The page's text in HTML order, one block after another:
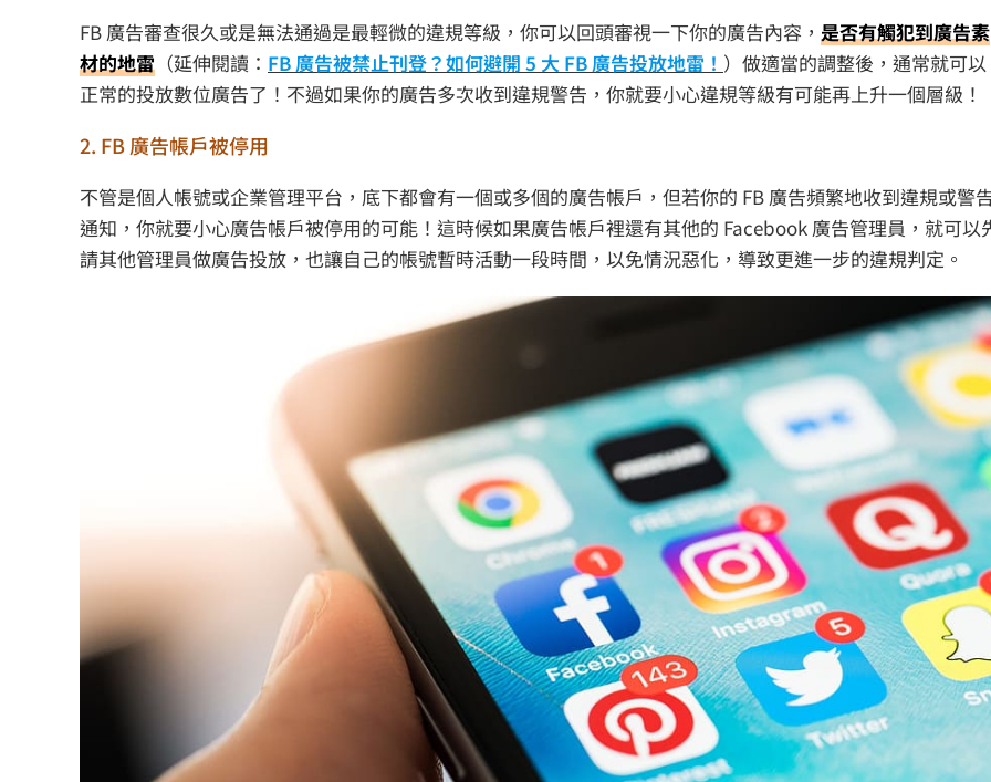
FB 廣告審查很久或是無法通過是最輕微的違規等級，你可以回頭審視一下你的廣告內容， 是否有觸犯到廣告素
材的地雷 （延伸閱讀： FB 廣告被禁止刊登？如何避開 5 大 FB 廣告投放地雷！ ）做適當的調整後，通常就可以
正常的投放數位廣告了！不過如果你的廣告多次收到違規警告，你就要小心違規等級有可能再上升一個層級！
2. FB 廣告帳戶被停用
不管是個人帳號或企業管理平台，底下都會有一個或多個的廣告帳戶，但若你的 FB 廣告頻繁地收到違規或警
通知，你就要小心廣告帳戶被停用的可能！這時候如果廣告帳戶裡還有其他的 Facebook 廣告管理員，就可以
請其他管理員做廣告投放，也讓自己的帳號暫時活動一段時間，以免情況惡化，導致更進一步的違規判定。